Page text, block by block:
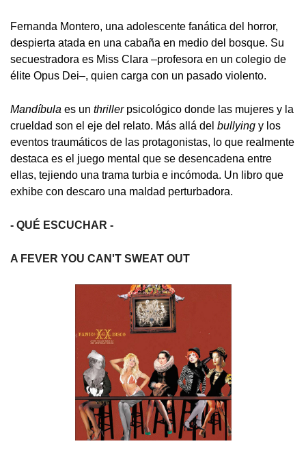
Fernanda Montero, una adolescente fanática del horror,
despierta atada en una cabaña en medio del bosque. Su
secuestradora es Miss Clara –profesora en un colegio de
élite Opus Dei–, quien carga con un pasado violento.
Mandíbula es un thrillerpsicológico donde las mujeres y la
crueldad son el eje del relato. Más allá del bullying y los
eventos traumáticos de las protagonistas, lo que realmente
destaca es el juego mental que se desencadena entre
ellas, tejiendo una trama turbia e incómoda. Un libro que
exhibe con descaro una maldad perturbadora.
- QUÉ ESCUCHAR -
A FEVER YOU CAN'T SWEAT OUT